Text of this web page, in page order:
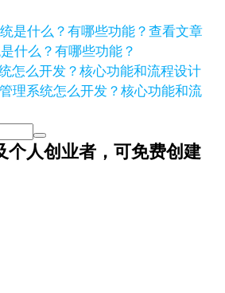
查看文章
什么？有哪些功能？
理系统怎么开发？核心功能和流
个人创业者，可免费创建